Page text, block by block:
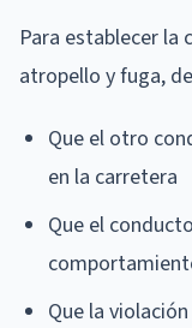
Para establecer la
atropello y fuga,
Que el otro
en la carretera
Que el
Que la